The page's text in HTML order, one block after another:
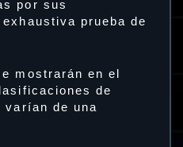
por sus
prueba de
mostrarán en el
de
varían de una